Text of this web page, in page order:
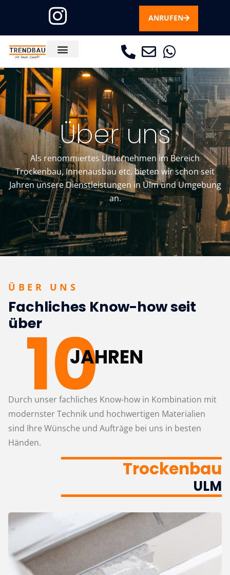
ANRUFEN
Über uns
Als renommiertes Unternehmen im Bereich
Trockenbau, Innenausbau etc. bieten wir schon seit
Jahren unsere Dienstleistungen in Ulm und Umgebung
an.
ÜBER UNS
Fachliches Know-how seit
über10JAHREN
Durch unser fachliches Know-how in Kombination mit
modernster Technik und hochwertigen Materialien
sind Ihre Wünsche und Aufträge bei uns in besten
Händen.
Trockenbau
ULM